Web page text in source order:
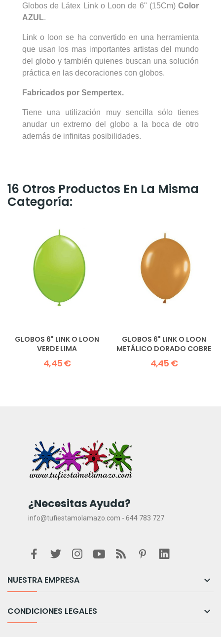
Globos de Látex Link o Loon de 6" (15Cm) Color
AZUL.
Link o loon se ha convertido en una herramienta
que usan los mas importantes artistas del mundo
del globo y también quienes buscan una solución
práctica en las decoraciones con globos.
Fabricados por Sempertex.
Tiene una utilización muy sencilla sólo tienes
anudar un extremo del globo a la boca de otro
además de infinitas posibilidades.
16 Otros Productos En La Misma
Categoría:
GLOBOS 6" LINK O LOON
VERDE LIMA
4,45 €
GLOBOS 6" LINK O LOON
METÁLICO DORADO COBRE
4,45 €
¿Necesitas Ayuda?
info@tufiestamolamazo.com - 644 783 727
NUESTRA EMPRESA 
CONDICIONES LEGALES 